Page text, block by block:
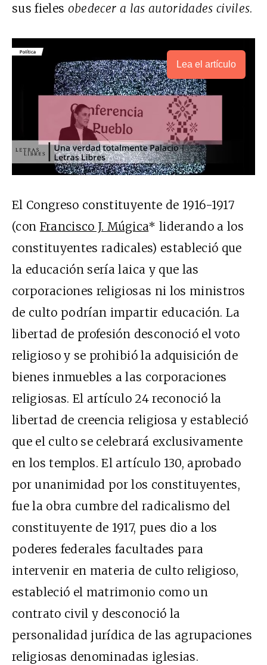
sus fieles obedecer a las autoridades civiles.
Lea el artículo
El Congreso constituyente de 1916-1917
(con Francisco J. Múgica* liderando a los
constituyentes radicales) estableció que
la educación sería laica y que las
corporaciones religiosas ni los ministros
de culto podrían impartir educación. La
libertad de profesión desconoció el voto
religioso y se prohibió la adquisición de
bienes inmuebles a las corporaciones
religiosas. El artículo 24 reconoció la
libertad de creencia religiosa y estableció
que el culto se celebrará exclusivamente
en los templos. El artículo 130, aprobado
por unanimidad por los constituyentes,
fue la obra cumbre del radicalismo del
constituyente de 1917, pues dio a los
poderes federales facultades para
intervenir en materia de culto religioso,
estableció el matrimonio como un
contrato civil y desconoció la
personalidad jurídica de las agrupaciones
religiosas denominadas iglesias.